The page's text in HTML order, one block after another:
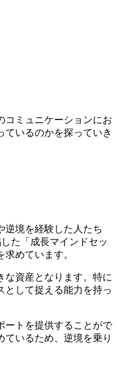
コミュニケーションにお
いるのかを探っていき
逆境を経験した人たち
た「成長マインドセッ
めています。
な資産となります。特に
として捉える能力を持っ
ートを提供することがで
いるため、逆境を乗り